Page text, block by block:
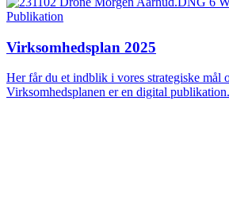
Publikation
Virksomhedsplan 2025
Her får du et indblik i vores strategiske mål
Virksomhedsplanen er en digital publikation.